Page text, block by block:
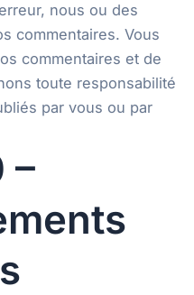
nous ou des
commentaires. Vous
commentaires et de
toute responsabilité
par vous ou par
–